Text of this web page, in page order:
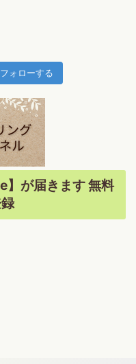
フォローする
】が届きます 無料